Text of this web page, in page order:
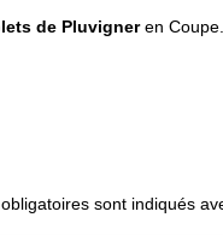
de Pluvigneren Coupe.
sont indiqués